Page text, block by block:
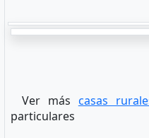
Ver más casas
particulares